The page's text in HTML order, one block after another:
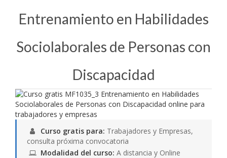
Entrenamiento en Habilidades
Sociolaborales de Personas con
Discapacidad
Curso gratis para: Trabajadores y Empresas,
consulta próxima convocatoria
Modalidad del curso: A distancia y Online